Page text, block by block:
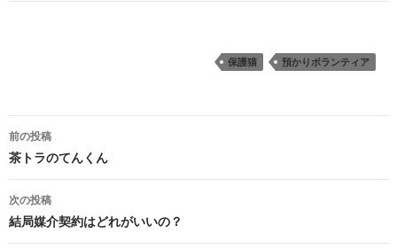
保護猫 預かりボランティア
投
稿
ナ
ビ
前の投稿
茶トラのてんくん
次の投稿
結局媒介契約はどれがいいの？